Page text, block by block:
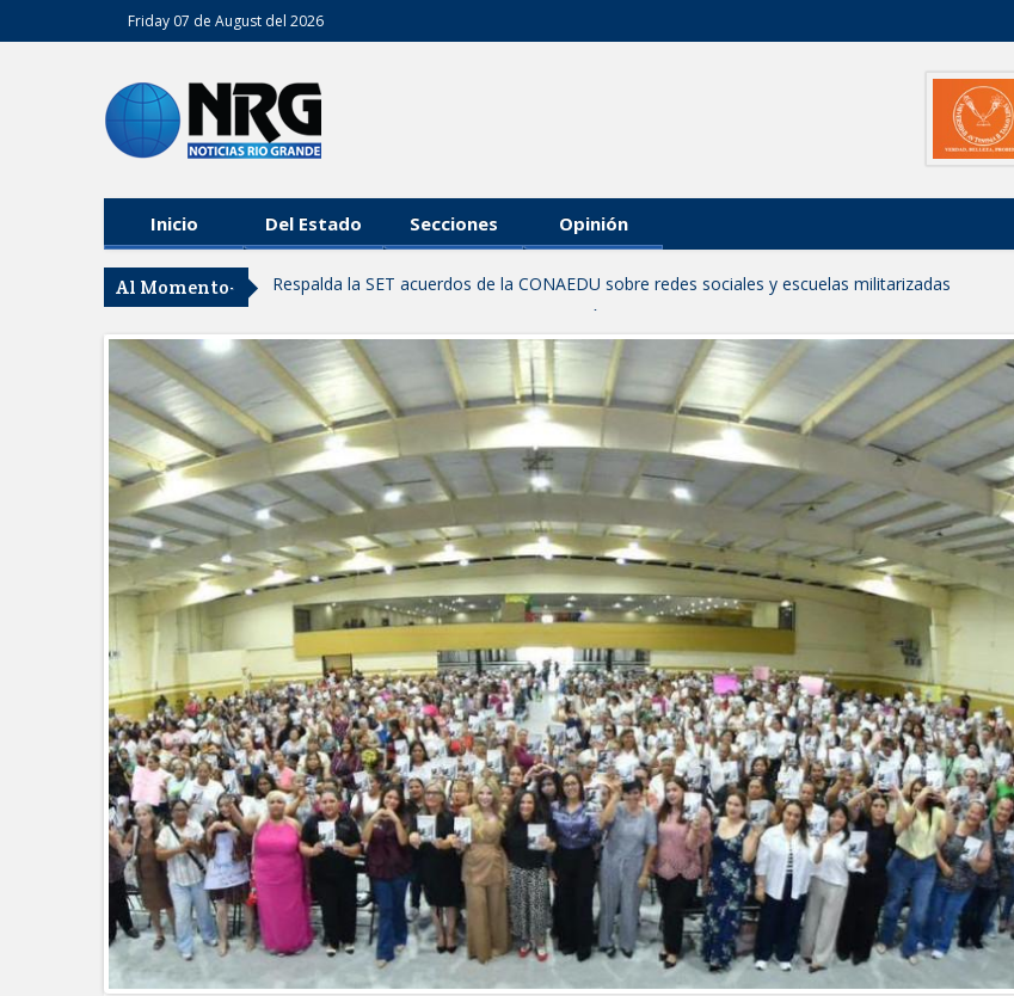
Friday 07 de August del 2026
Inicio Del Estado Secciones Opinión
Al Momento-
Respalda la SET acuerdos de la CONAEDU sobre redes sociales y escuelas militarizadas
MANTIENE EL RITMO DE LAS OBRAS PRIORITARIAS
Atendió Protección Civil de Reynosa reportes ante lluvias
IMPULSA GESTIÓN AMBIENTAL JORNADA DE MEJORA URBANA EN HACIENDA SAN AGUSTÍN
Asegura alcalde de Reynosa buen funcionamiento de Presa El Águila
GOBIERNO MUNICIPAL Y ESTATAL CELEBRARÁN FERIA DEL EMPLEO EL PRÓXIMO 18 DE
AGOSTO
Logra STPS la generación de empleo con más de 6 mil 900 colocaciones en Tamaulipas
Anunciaron Gobierno Municipal, PROFECO y CANACO: Feria de Regreso a Clases 2026
Brindará Familia UAT un moderno espacio con sentido humano en la nueva sede del COMASS
GOBIERNO MUNICIPAL ACERCA SERVICIOS Y APOYOS A FAMILIAS CON “PRESIDENCIA
CERQUITA DE TI”
Impulsa STPS ferias del empleo para jóvenes en tres regiones de Tamaulipas
Felicitó Carlos Peña Ortiz a más de 390 egresados de la Universidad Tecnológica de Tamaulipas
Norte
GOBIERNO DE CARMEN LILIA CANTUROSAS INVIERTE EN INFRAESTRUCTURA HÍDRICA PARA
GARANTIZAR UN MEJOR SERVICIO DE AGUA POTABLE
Facilita DIF Tamaulipas trámite de credencial y placas de circulación para personas con
discapacidad
CARMEN LILIA CANTUROSAS CONSOLIDA A NUEVO LAREDO COMO REFERENTE DE ENERGÍA
LIMPIA EN TAMAULIPAS
Destacó Alcalde Carlos Peña Ortiz respuesta inmediata de servicios municipales ante tormenta
La UAT, Gobierno del Estado y ganaderos consolidan proyecto “Carne Tam
GOBIERNO MUNICIPAL INVITA A CAMPAÑA DE TAMIZAJE AUDITIVO GRATUITO PARA RECIÉN
NACIDOS EN CLÍNICA UNE NUEVA ERA
Entregó Carlos Peña Ortiz apoyos de "Mamá Luchona", acompañado por la Senadora Maki
Esther Ortiz Domínguez
Intensificó Municipio programa de bacheo en cuatro colonias de Reynosa